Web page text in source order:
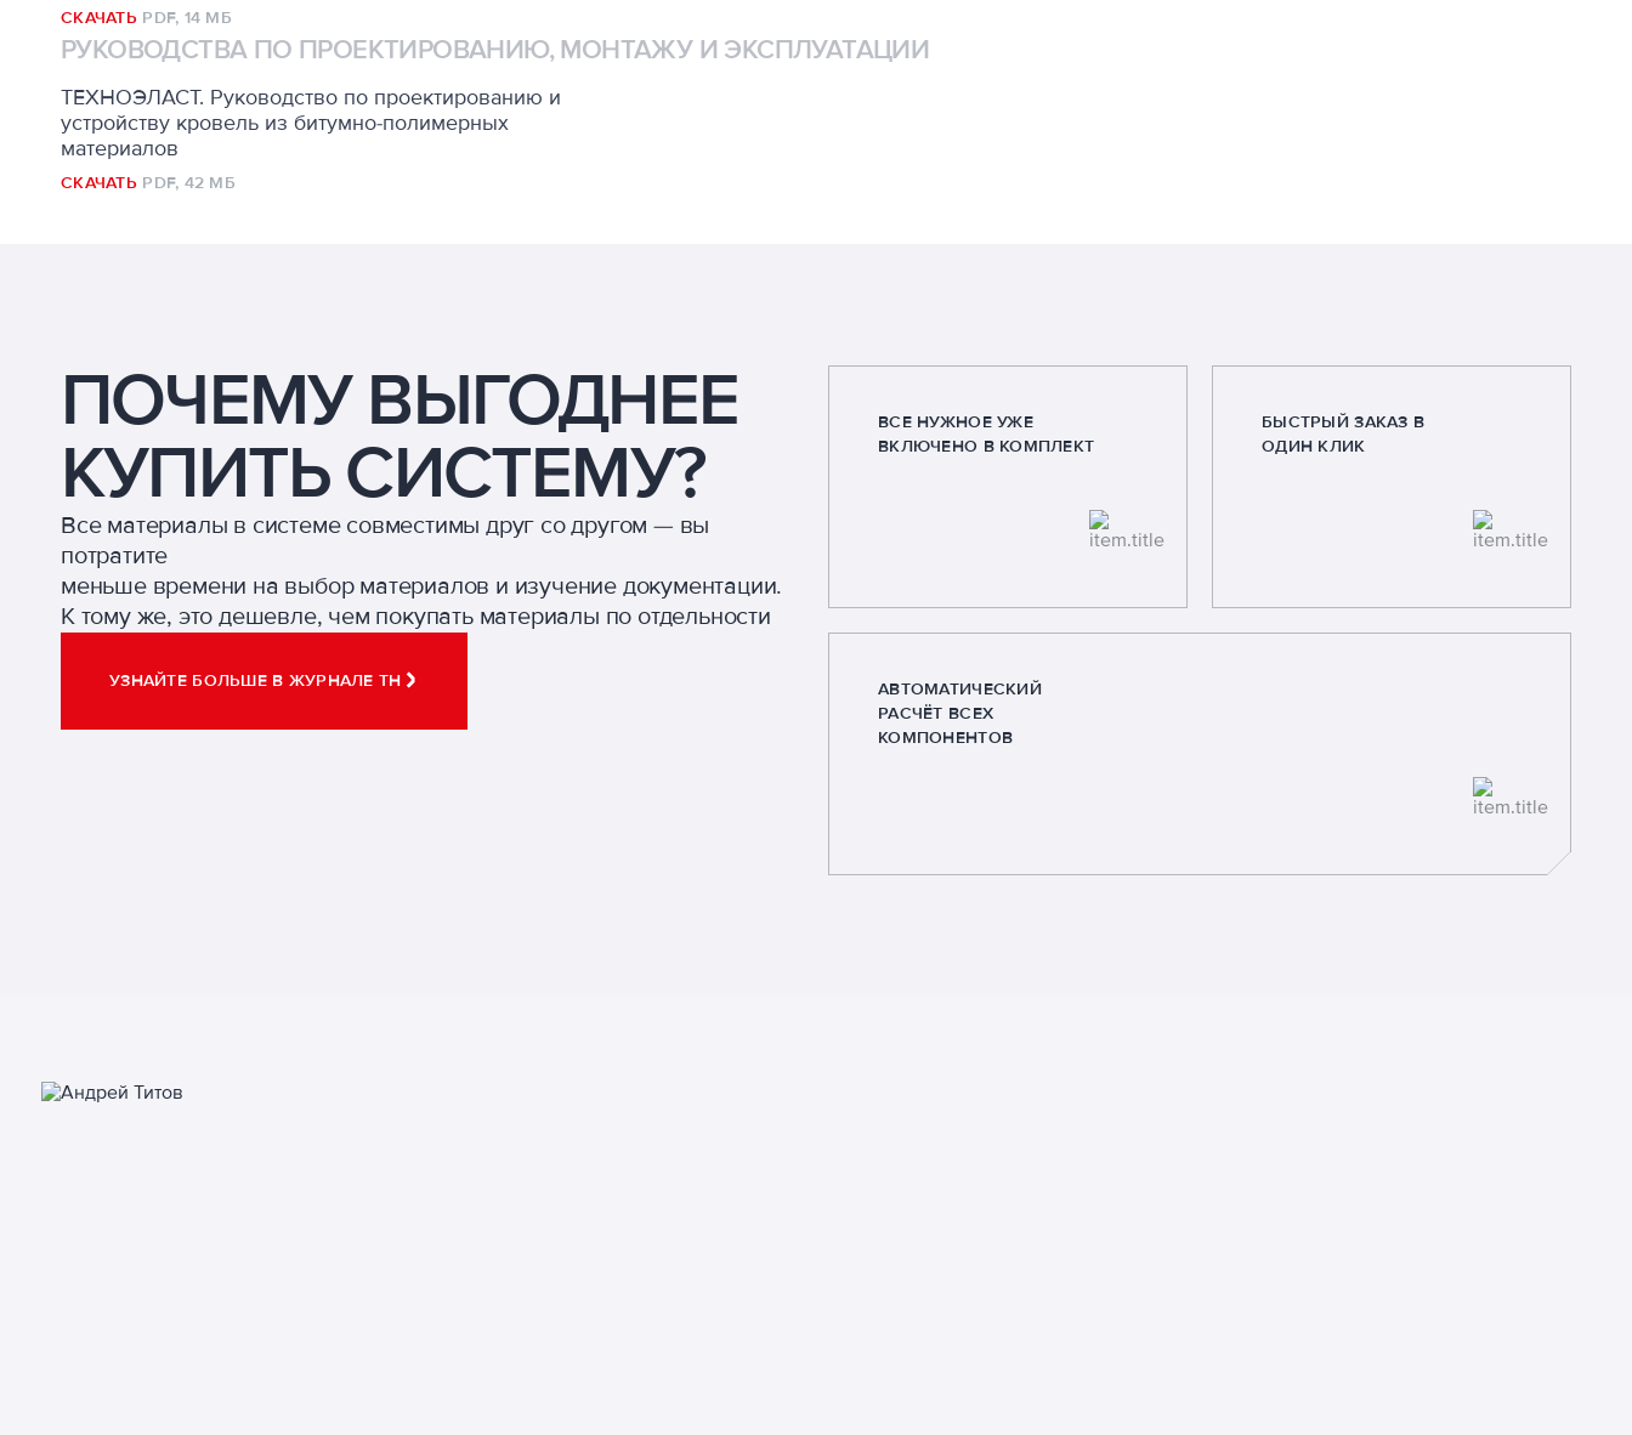
СКАЧАТЬ PDF, 14 МБ
РУКОВОДСТВА ПО ПРОЕКТИРОВАНИЮ, МОНТАЖУ И ЭКСПЛУАТАЦИИ
ТЕХНОЭЛАСТ. Руководство по проектированию и
устройству кровель из битумно-полимерных
материалов
СКАЧАТЬ PDF, 42 МБ
ПОЧЕМУ ВЫГОДНЕЕ
КУПИТЬ СИСТЕМУ?
Все материалы в системе совместимы друг со другом — вы
потратите
меньше времени на выбор материалов и изучение документации.
К тому же, это дешевле, чем покупать материалы по отдельности
УЗНАЙТЕ БОЛЬШЕ В ЖУРНАЛЕ ТН
ВСЕ НУЖНОЕ УЖЕ
ВКЛЮЧЕНО В КОМПЛЕКТ
БЫСТРЫЙ ЗАКАЗ В
ОДИН КЛИК
АВТОМАТИЧЕСКИЙ
РАСЧЁТ ВСЕХ
КОМПОНЕНТОВ